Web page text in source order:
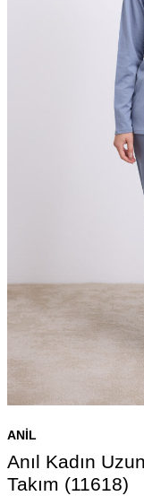
ANIL
Anıl Kadın
Takım (11618)